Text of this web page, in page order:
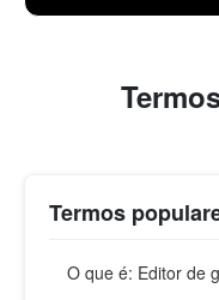
Termos
O que é: Editor de